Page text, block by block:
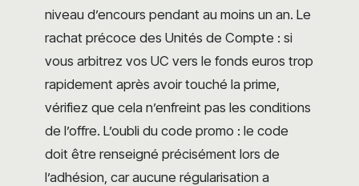
niveau d’encours pendant au moins un an. Le
rachat précoce des Unités de Compte : si
vous arbitrez vos UC vers le fonds euros trop
rapidement après avoir touché la prime,
vérifiez que cela n’enfreint pas les conditions
de l’offre. L’oubli du code promo : le code
doit être renseigné précisément lors de
l’adhésion, car aucune régularisation a